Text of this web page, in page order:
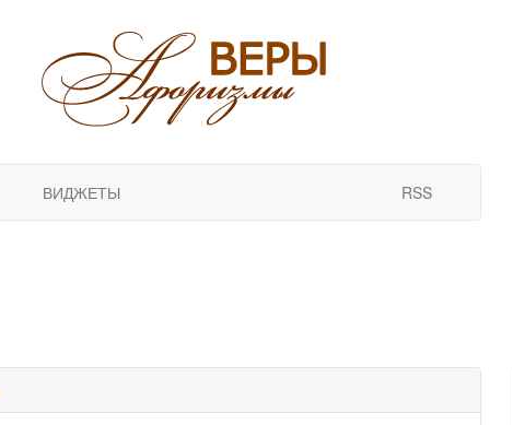
ВИДЖЕТЫ RSS